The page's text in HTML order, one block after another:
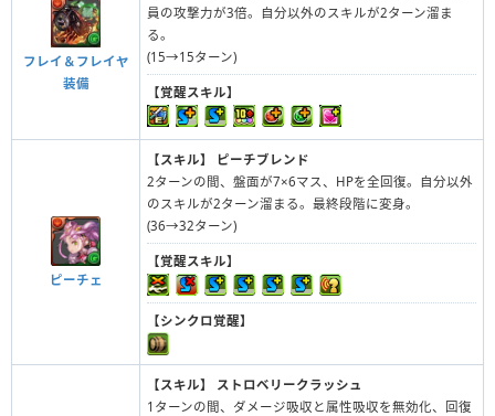
フレイ＆フレイヤ
装備
員の攻撃力が3倍。自分以外のスキルが2ターン溜ま
る。
(15→15ターン)
【覚醒スキル】
ピーチェ
【スキル】
ピーチブレンド
2ターンの間、盤面が7×6マス、HPを全回復。自分以外
のスキルが2ターン溜まる。最終段階に変身。
(36→32ターン)
【覚醒スキル】
【シンクロ覚醒】
【スキル】
ストロベリークラッシュ
1ターンの間、ダメージ吸収と属性吸収を無効化、回復